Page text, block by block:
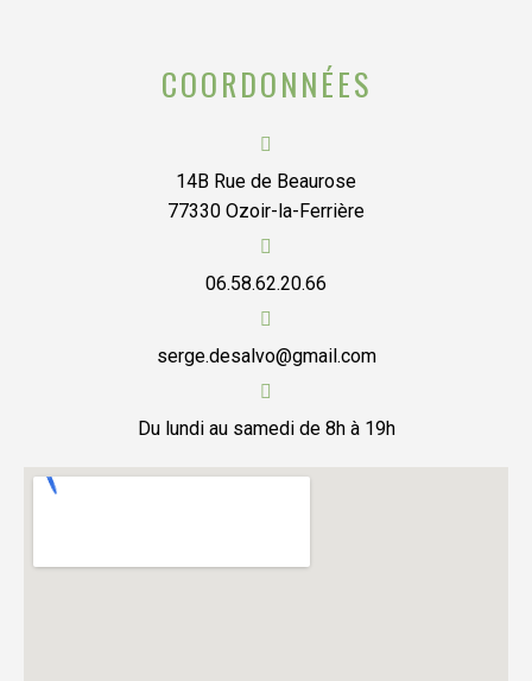
COORDONNÉES
14B Rue de Beaurose
77330 Ozoir-la-Ferrière
06.58.62.20.66
serge.desalvo@gmail.com
Du lundi au samedi de 8h à 19h